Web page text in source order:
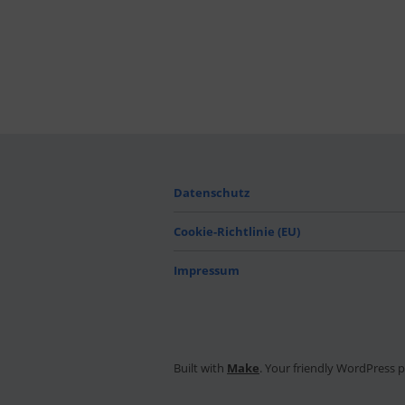
Datenschutz
Cookie-Richtlinie (EU)
Impressum
Built with Make. Your friendly WordPress